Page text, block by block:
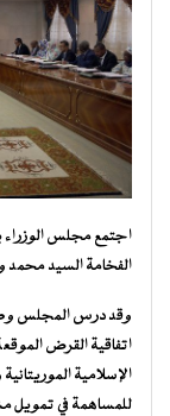
الفخامة السيد محمد
وقد درس المجلس
الإسلامية
للمساهمة في تمويل